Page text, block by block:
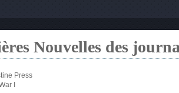
Nouvelles des
Press
I